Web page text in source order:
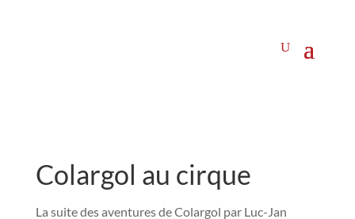
Colargol au cirque
La suite des aventures de Colargol par Luc-Jan